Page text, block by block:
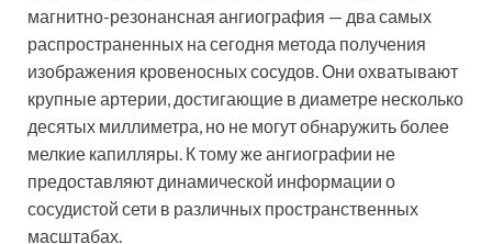
магнитно-резонансная ангиография — два самых
распространенных на сегодня метода получения
изображения кровеносных сосудов. Они охватывают
крупные артерии, достигающие в диаметре несколько
десятых миллиметра, но не могут обнаружить более
мелкие капилляры. К тому же ангиографии не
предоставляют динамической информации о
сосудистой сети в различных пространственных
масштабах.